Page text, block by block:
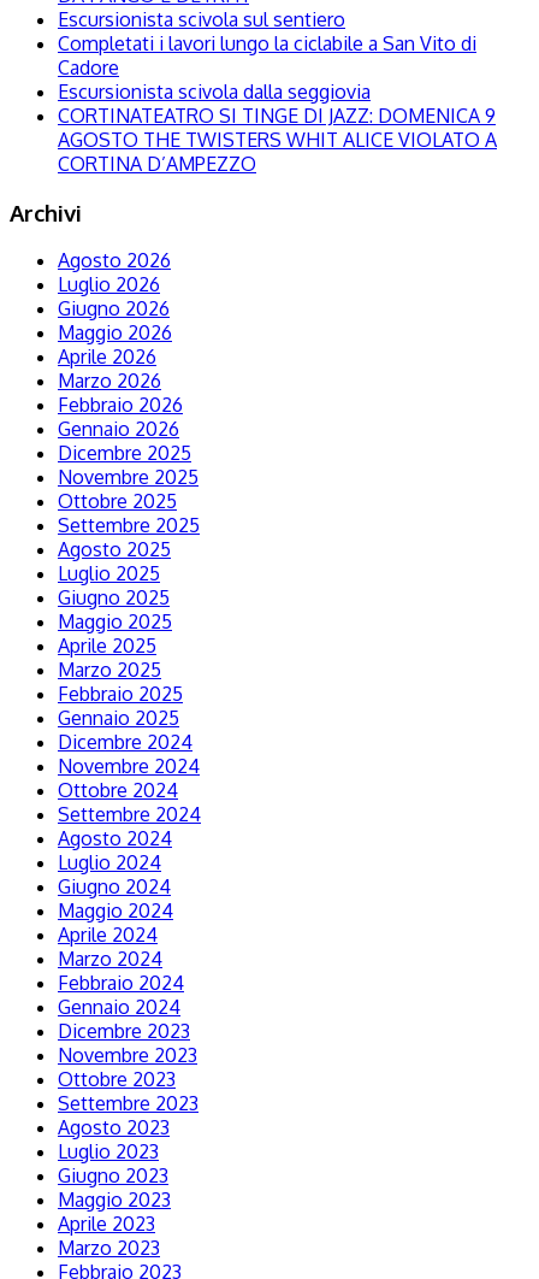
Escursionista scivola sul sentiero
Completati i lavori lungo la ciclabile a San Vito di
Cadore
Escursionista scivola dalla seggiovia
CORTINATEATRO SI TINGE DI JAZZ: DOMENICA 9
AGOSTO THE TWISTERS WHIT ALICE VIOLATO A
CORTINA D’AMPEZZO
Archivi
Agosto 2026
Luglio 2026
Giugno 2026
Maggio 2026
Aprile 2026
Marzo 2026
Febbraio 2026
Gennaio 2026
Dicembre 2025
Novembre 2025
Ottobre 2025
Settembre 2025
Agosto 2025
Luglio 2025
Giugno 2025
Maggio 2025
Aprile 2025
Marzo 2025
Febbraio 2025
Gennaio 2025
Dicembre 2024
Novembre 2024
Ottobre 2024
Settembre 2024
Agosto 2024
Luglio 2024
Giugno 2024
Maggio 2024
Aprile 2024
Marzo 2024
Febbraio 2024
Gennaio 2024
Dicembre 2023
Novembre 2023
Ottobre 2023
Settembre 2023
Agosto 2023
Luglio 2023
Giugno 2023
Maggio 2023
Aprile 2023
Marzo 2023
Febbraio 2023